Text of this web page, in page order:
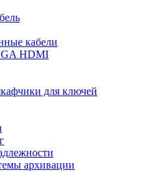
кабели
HDMI
для ключей
архивации